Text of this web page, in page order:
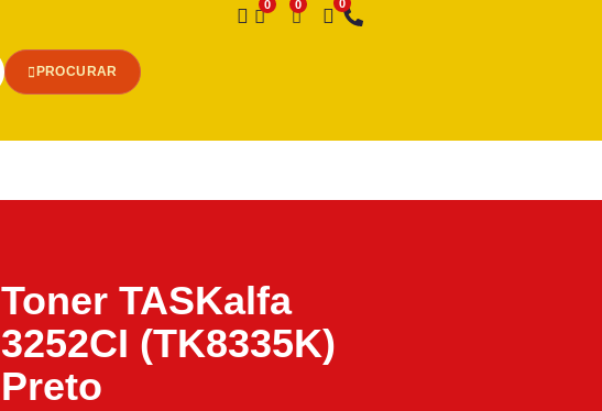
PROCURAR
Desejo
Toner TASKalfa
3252CI (TK8335K)
Preto